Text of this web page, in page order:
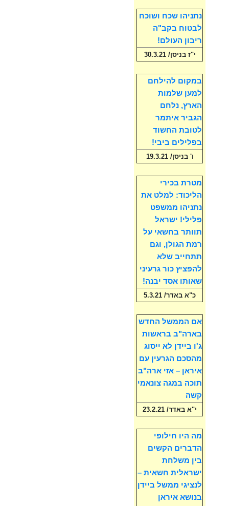
נתניהו שכח ושוכח
לבטוח בקב"ה
ריבון העולם!
י"ז בניסן/ 30.3.21
במקום להילחם
למען שלמות
הארץ, נלחם
הגביר איתמר
לטובת החשוד
בפלילים ביבי!
ו' בניסן/ 19.3.21
מטרת בכירי
הליכוד: למלט את
נתניהו ממשפט
פלילי! ישראל
תוותר בחשאי על
רמת הגולן, וגם
תתחייב שלא
להפציץ כור גרעיני
שאותו אסד יבנה!
כ"א באדר/ 5.3.21
אם הממשל החדש
בארה"ב בראשות
ג'ו ביידן לא ייסוג
מהסכם הגרעין עם
איראן – אזי ארה"ב
תוכה במגה צונאמי
קשה
י"א באדר/ 23.2.21
מה היו חילופי
הדברים הקשים
בין משלחת
ישראלית חשאית –
לנציגי ממשל ביידן
בנושא איראן